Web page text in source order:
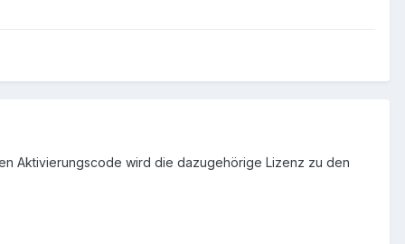
Aktivierungscode wird die dazugehörige Lizenz zu den